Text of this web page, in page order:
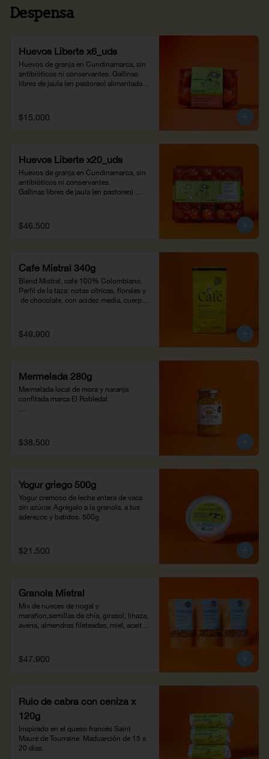
Despensa
Huevos Liberté x6_uds
Huevos de granja en Cundinamarca, sin
antibióticos ni conservantes. Gallinas
libres de jaula (en pastoreo) alimentadas
plantas nativas de la región. Huevos ricos
en omega 3 y luteína, propiedades para la
$15.000
Huevos Liberté x20_uds
Huevos de granja en Cundinamarca, sin
antibióticos ni conservantes.
Gallinas libres de jaula (en pastoreo)
omega 3 y plantas nativas de la región.
Huevos de pastoreo ricos en omega 3 y
$46.500
Café Mistral 340g
Blend Mistral, café 100% Colombiano.
Perfil de la taza: notas cítricas, florales y
de chocolate, con acidez media, cuerpo
$49.900
Mermelada 280g
Mermelada local de mora y naranja
confitada marca El Robledal.
$38.500
Yogur griego 500g
Yogur cremoso de leche entera de vaca
sin azúcar. Agrégalo a la granola, a tus
aderezos y batidos. 500g
$21.500
Granola Mistral
Mix de nueces de nogal y
marañon,semillas de chía, girasol, linaza,
avena, almendras fileteadas, miel, aceite
crocante, agrégale yogur o leches
vegetales. Ideal para el desayuno con
$47.900
Rulo de cabra con ceniza x
120g
Inspirado en el queso francés Saint
Maure de Tourraine. Maduarción de 15 a
20 días.